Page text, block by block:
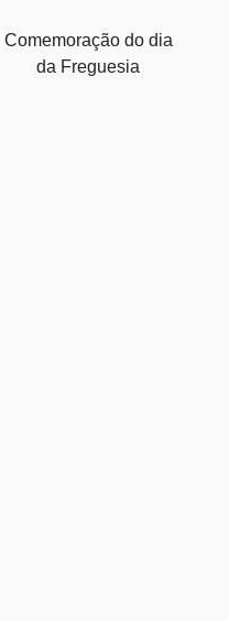
Comemoração do dia
da Freguesia